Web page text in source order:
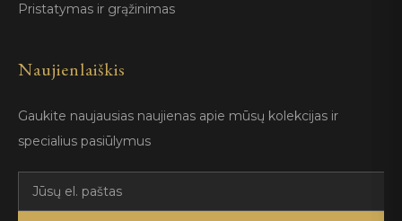
Pristatymas ir grąžinimas
Naujienlaiškis
Gaukite naujausias naujienas apie mūsų kolekcijas ir
specialius pasiūlymus